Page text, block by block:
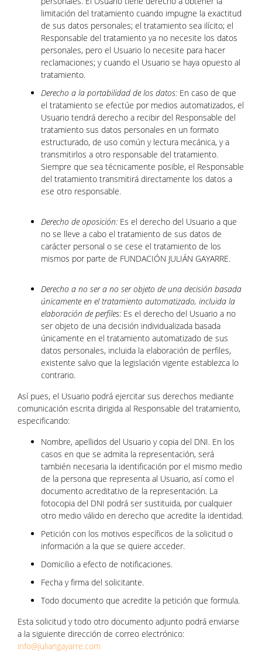
limitación del tratamiento cuando impugne la exactitud
de sus datos personales; el tratamiento sea ilícito; el
Responsable del tratamiento ya no necesite los datos
personales, pero el Usuario lo necesite para hacer
reclamaciones; y cuando el Usuario se haya opuesto al
tratamiento.
Derecho a la portabilidad de los datos: En caso de que
el tratamiento se efectúe por medios automatizados, el
Usuario tendrá derecho a recibir del Responsable del
tratamiento sus datos personales en un formato
estructurado, de uso común y lectura mecánica, y a
transmitirlos a otro responsable del tratamiento.
Siempre que sea técnicamente posible, el Responsable
del tratamiento transmitirá directamente los datos a
ese otro responsable.
Derecho de oposición: Es el derecho del Usuario a que
no se lleve a cabo el tratamiento de sus datos de
carácter personal o se cese el tratamiento de los
mismos por parte de FUNDACIÓN JULIÁN GAYARRE.
Derecho a no ser a no ser objeto de una decisión basada
únicamente en el tratamiento automatizado, incluida la
elaboración de perfiles: Es el derecho del Usuario a no
ser objeto de una decisión individualizada basada
únicamente en el tratamiento automatizado de sus
datos personales, incluida la elaboración de perfiles,
existente salvo que la legislación vigente establezca lo
contrario.
Así pues, el Usuario podrá ejercitar sus derechos mediante
comunicación escrita dirigida al Responsable del tratamiento,
especificando:
Nombre, apellidos del Usuario y copia del DNI. En los
casos en que se admita la representación, será
también necesaria la identificación por el mismo medio
de la persona que representa al Usuario, así como el
documento acreditativo de la representación. La
fotocopia del DNI podrá ser sustituida, por cualquier
otro medio válido en derecho que acredite la identidad.
Petición con los motivos específicos de la solicitud o
información a la que se quiere acceder.
Domicilio a efecto de notificaciones.
Fecha y firma del solicitante.
Todo documento que acredite la petición que formula.
Esta solicitud y todo otro documento adjunto podrá enviarse
a la siguiente dirección de correo electrónico:
info@juliangayarre.com